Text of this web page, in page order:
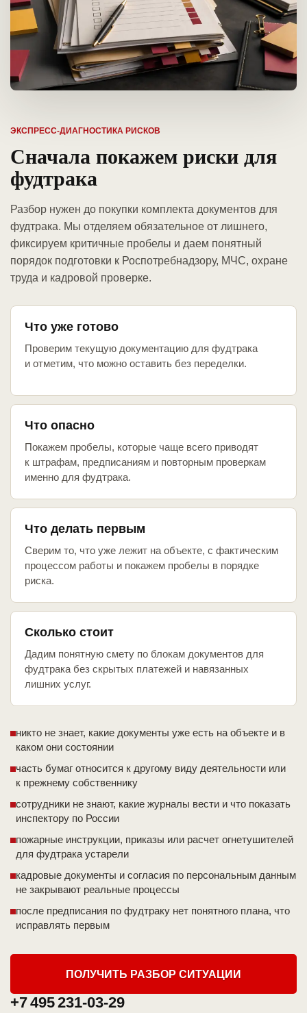
ЭКСПРЕСС-ДИАГНОСТИКА РИСКОВ
Сначала покажем риски для
фудтрака
Разбор нужен до покупки комплекта документов для
фудтрака. Мы отделяем обязательное от лишнего,
фиксируем критичные пробелы и даем понятный
порядок подготовки к Роспотребнадзору, МЧС, охране
труда и кадровой проверке.
Что уже готово
Проверим текущую документацию для фудтрака
и отметим, что можно оставить без переделки.
Что опасно
Покажем пробелы, которые чаще всего приводят
к штрафам, предписаниям и повторным проверкам
именно для фудтрака.
Что делать первым
Сверим то, что уже лежит на объекте, с фактическим
процессом работы и покажем пробелы в порядке
риска.
Сколько стоит
Дадим понятную смету по блокам документов для
фудтрака без скрытых платежей и навязанных
лишних услуг.
никто не знает, какие документы уже есть на объекте и в
каком они состоянии
часть бумаг относится к другому виду деятельности или
к прежнему собственнику
сотрудники не знают, какие журналы вести и что показать
инспектору по России
пожарные инструкции, приказы или расчет огнетушителей
для фудтрака устарели
кадровые документы и согласия по персональным данным
не закрывают реальные процессы
после предписания по фудтраку нет понятного плана, что
исправлять первым
ПОЛУЧИТЬ РАЗБОР СИТУАЦИИ
+7 495 231-03-29